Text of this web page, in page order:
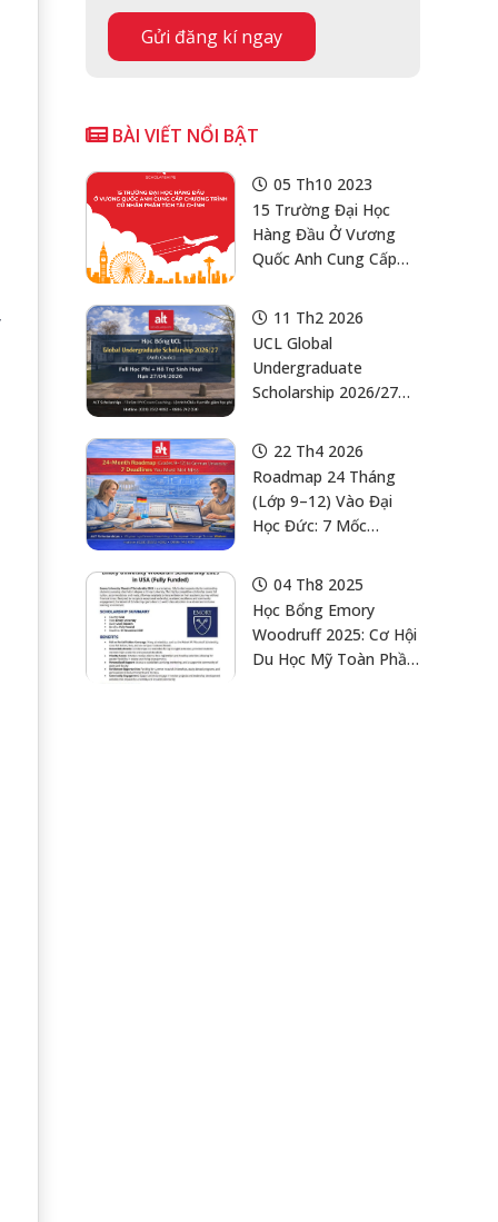
BÀI VIẾT NỔI BẬT
05 Th10 2023
15 Trường Đại Học
Hàng Đầu Ở Vương
Quốc Anh Cung Cấp
Nhân Phân Tích Tài
Chính
11 Th2 2026
UCL Global
Undergraduate
Scholarship 2026/27
SV Quốc Tế – Có Suất
“Full Học Phí + Hỗ Trợ
Sinh Hoạt”, Hạn
27/04/2026
22 Th4 2026
Roadmap 24 Tháng
(Lớp 9–12) Vào Đại
Học Đức: 7 Mốc
Không Vỡ Kế Hoạch
WS/SS (Và Checklist
Quyết Nhanh Trong
20 Phút)
04 Th8 2025
Học Bổng Emory
Woodruff 2025: Cơ Hội
Du Học Mỹ Toàn Phần